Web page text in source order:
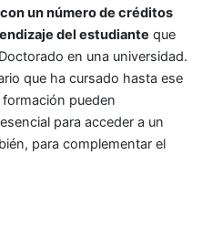
un número de créditos
del estudiante que
en una universidad.
que ha cursado hasta ese
pueden
para acceder a un
para complementar el